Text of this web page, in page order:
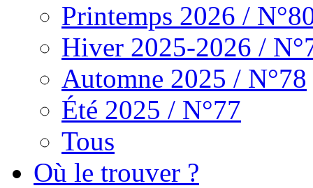
Printemps 2026 /
Hiver 2025-2026 /
Automne 2025 / N°78
Été 2025 / N°77
Tous
Où le trouver ?